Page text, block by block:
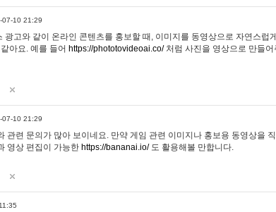
07-10 21:29
광고와 같이 온라인 콘텐츠를 홍보할 때, 이미지를 동영상으로 자연스럽
아요. 예를 들어 https://phototovideoai.co/처럼 사진을 영상으로 만들
07-10 21:29
관련 문의가 많아 보이네요. 만약 게임 관련 이미지나 홍보용 동영상을
영상 편집이 가능한 https://bananai.io/도 활용해볼 만합니다.